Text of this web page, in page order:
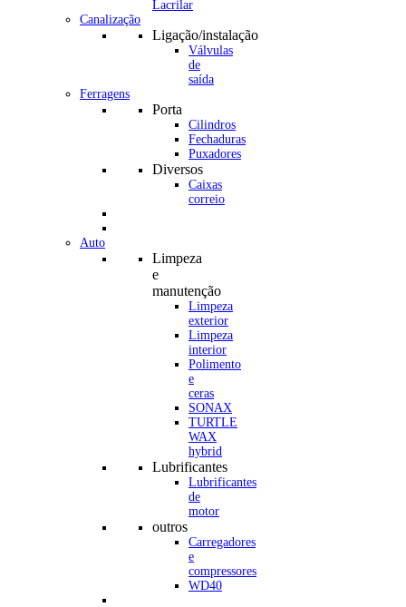
Canalização
Ligação/instalação
Válvulas
de
saída
Ferragens
Porta
Cilindros
Fechaduras
Puxadores
Diversos
Caixas
correio
Auto
Limpeza
e
manutenção
Limpeza
exterior
Limpeza
interior
Polimento
e
ceras
SONAX
TURTLE
WAX
hybrid
Lubrificantes
Lubrificantes
de
motor
outros
Carregadores
e
compressores
WD40